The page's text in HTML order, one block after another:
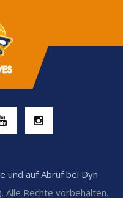
und auf Abruf bei Dyn
Alle Rechte vorbehalten.